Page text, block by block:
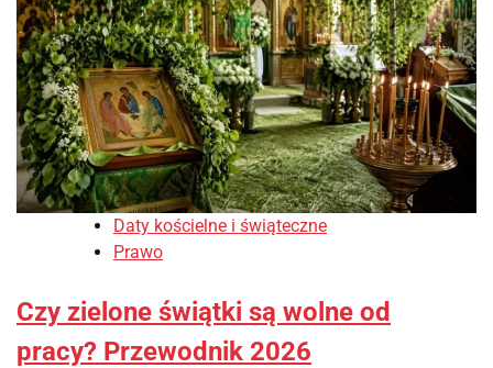
Daty kościelne i świąteczne
Prawo
Czy zielone świątki są wolne od
pracy? Przewodnik 2026